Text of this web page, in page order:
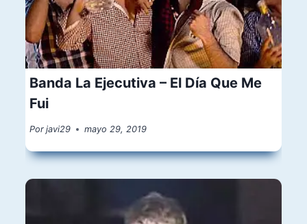
Banda La Ejecutiva – El Día Que Me
Fui
Por javi29 mayo 29, 2019